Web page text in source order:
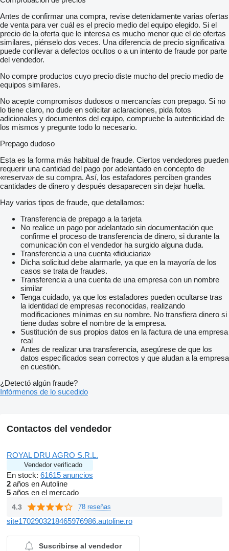
Antes de confirmar una compra, revise detenidamente varias ofertas
de venta para ver cuál es el precio medio del equipo elegido. Si el
precio de la oferta que le interesa es mucho menor que el de ofertas
similares, piénselo dos veces. Una diferencia de precio significativa
puede conllevar a defectos ocultos o a un intento de fraude por parte
del vendedor.
No compre productos cuyo precio diste mucho del precio medio de
equipos similares.
No acepte compromisos dudosos o mercancías con prepago. Si no
lo tiene claro, no dude en solicitar aclaraciones, pida fotos
adicionales y documentos del equipo, compruebe la autenticidad de
los mismos y pregunte todo lo necesario.
Prepago dudoso
Esta es la forma más habitual de fraude. Ciertos vendedores pueden
requerir una cantidad del pago por adelantado en concepto de
«reserva» de su compra. Así, los estafadores perciben grandes
cantidades de dinero y después desaparecen sin dejar huella.
Hay varios tipos de fraude, que detallamos:
Transferencia de prepago a la tarjeta
No realice un pago por adelantado sin documentación que
confirme el proceso de transferencia de dinero, si durante la
comunicación con el vendedor ha surgido alguna duda.
Transferencia a una cuenta «fiduciaria»
Dicha solicitud debe alarmarle, ya que en la mayoría de los
casos se trata de fraudes.
Transferencia a una cuenta de una empresa con un nombre
similar
Tenga cuidado, ya que los estafadores pueden ocultarse tras
la identidad de empresas reconocidas, realizando
modificaciones mínimas en su nombre. No transfiera dinero si
tiene dudas sobre el nombre de la empresa.
Sustitución de sus propios datos en la factura de una empresa
real
Antes de realizar una transferencia, asegúrese de que los
datos especificados sean correctos y que aludan a la empresa
en cuestión.
¿Detectó algún fraude?
Infórmenos de lo sucedido
Contactos del vendedor
ROYAL DRU AGRO S.R.L.
Vendedor verificado
En stock: 61615 anuncios
2 años en Autoline
5 años en el mercado
4.3 78 reseñas
site1702903218465976986.autoline.ro
Suscribirse al vendedor